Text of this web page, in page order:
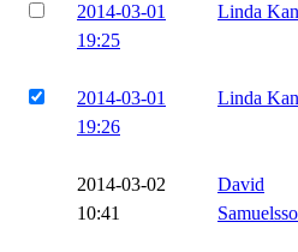
2014-03-01
19:25
Linda
2014-03-01
19:26
Linda
2014-03-02
10:41
David